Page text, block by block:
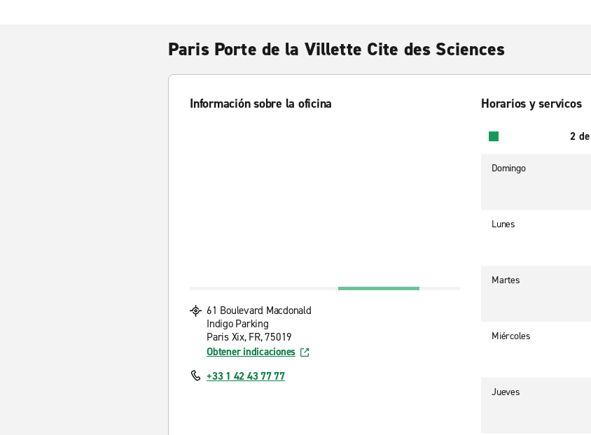
Paris Porte de la Villette Cite des Sciences
Información sobre la oficina
61 Boulevard Macdonald
Indigo Parking
Paris Xix, FR, 75019
Obtener indicaciones
+33 1 42 43 77 77
Horarios y servicos
2
Domingo
Lunes
Martes
Miércoles
Jueves